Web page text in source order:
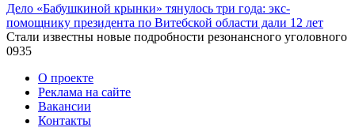
Дело «Бабушкиной крынки» тянулось три года: экс-
помощнику президента по Витебской области дали 12 лет
Стали известны новые подробности резонансного уголовного
0935
О проекте
Реклама на сайте
Вакансии
Контакты